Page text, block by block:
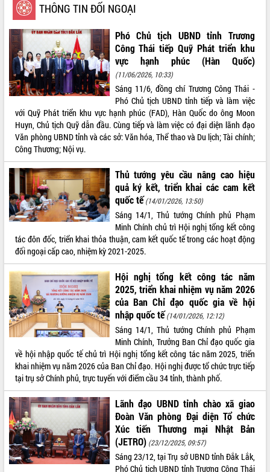
VIDEO
Loading the player...
Khám bệnh, cấp phát thuốc miễn phí
và tặng quà người dân xã Cư Pui
Hội nghị UBND tỉnh Đắk Lắk thường kỳ
Lễ truy tặng danh hiệu “Bà Mẹ Việt
Nam Anh hùng” và trao Huân chương
Lao động
UBND tỉnh Đắk Lắk triển khai nhiệm
vụ 6 tháng cuối năm 2026
Kỳ họp thứ Hai, Hội đồng nhân dân
tỉnh khóa XI quyết nghị nhiều nội dung
quan trọng
Bí thư Tỉnh ủy Lương Nguyễn Minh
Triết thăm, tặng quà người có công với
cách mạng
Rà soát, hoàn thiện hệ thống thiết chế
văn hóa, thể thao đáp ứng yêu cầu
phát triển mới
Thường trực HĐND tỉnh Đắk Lắk gặp
mặt Đoàn chuyên gia y tế TP. Hồ Chí
Minh
Lễ truy điệu và an táng hài cốt liệt sĩ
ALBUM ẢNH
LIÊN KẾT WEB
THỐNG KÊ TRUY CẬP
THÔNG TIN ĐỐI NGOẠI
Phó Chủ tịch UBND tỉnh Trương
Công Thái tiếp Quỹ Phát triển khu
vực hạnh phúc (Hàn Quốc)
(11/06/2026, 10:33)
Sáng 11/6, đồng chí Trương Công Thái -
Phó Chủ tịch UBND tỉnh tiếp và làm việc
với Quỹ Phát triển khu vực hạnh phúc (FAD), Hàn Quốc do ông Moon
Huyn, Chủ tịch Quỹ dẫn đầu. Cùng tiếp và làm việc có đại diện lãnh đạo
Văn phòng UBND tỉnh và các sở: Văn hóa, Thể thao và Du lịch; Tài chính;
Công Thương; Nội vụ.
Thủ tướng yêu cầu nâng cao hiệu
quả ký kết, triển khai các cam kết
quốc tế (14/01/2026, 13:50)
Sáng 14/1, Thủ tướng Chính phủ Phạm
Minh Chính chủ trì Hội nghị tổng kết công
tác đôn đốc, triển khai thỏa thuận, cam kết quốc tế trong các hoạt động
đối ngoại cấp cao, nhiệm kỳ 2021-2025.
Hội nghị tổng kết công tác năm
2025, triển khai nhiệm vụ năm 2026
của Ban Chỉ đạo quốc gia về hội
nhập quốc tế (14/01/2026, 12:12)
Sáng 14/1, Thủ tướng Chính phủ Phạm
Minh Chính, Trưởng Ban Chỉ đạo quốc gia
về hội nhập quốc tế chủ trì Hội nghị tổng kết công tác năm 2025, triển
khai nhiệm vụ năm 2026 của Ban Chỉ đạo. Hội nghị được tổ chức trực tiếp
tại trụ sở Chính phủ, trực tuyến với điểm cầu 34 tỉnh, thành phố.
Lãnh đạo UBND tỉnh chào xã giao
Đoàn Văn phòng Đại diện Tổ chức
Xúc tiến Thương mại Nhật Bản
(JETRO) (23/12/2025, 09:57)
Sáng 23/12, tại Trụ sở UBND tỉnh Đắk Lắk,
Phó Chủ tịch UBND tỉnh Trương Công Thái